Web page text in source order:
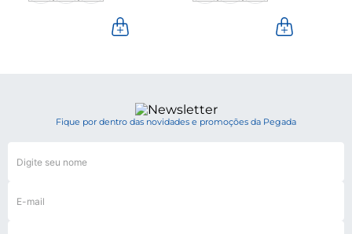
Fique por dentro das novidades e promoções da Pegada